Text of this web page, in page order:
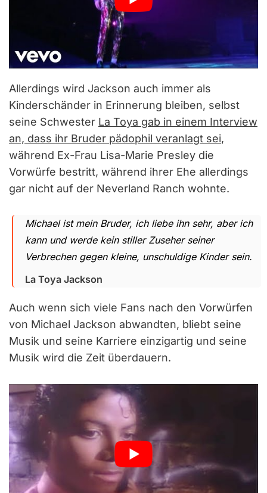
Allerdings wird Jackson auch immer als
Kinderschänder in Erinnerung bleiben, selbst
seine Schwester La Toya gab in einem Interview
an, dass ihr Bruder pädophil veranlagt sei,
während Ex-Frau Lisa-Marie Presley die
Vorwürfe bestritt, während ihrer Ehe allerdings
gar nicht auf der Neverland Ranch wohnte.
Michael ist mein Bruder, ich liebe ihn sehr, aber ich
kann und werde kein stiller Zuseher seiner
Verbrechen gegen kleine, unschuldige Kinder sein.
La Toya Jackson
Auch wenn sich viele Fans nach den Vorwürfen
von Michael Jackson abwandten, bliebt seine
Musik und seine Karriere einzigartig und seine
Musik wird die Zeit überdauern.